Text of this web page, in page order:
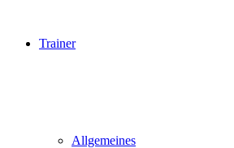
Trainer
Allgemeines